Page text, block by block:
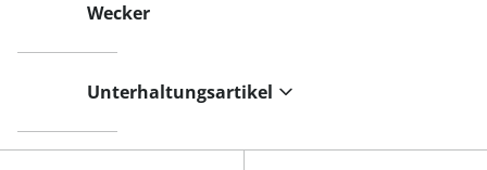
Wecker
Unterhaltungsartikel